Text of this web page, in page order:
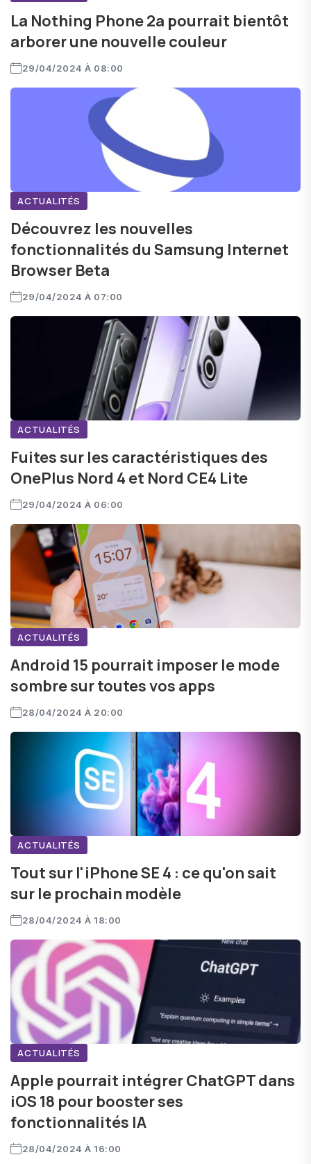
La Nothing Phone 2a pourrait bientôt
arborer une nouvelle couleur
29/04/2024 À 08:00
ACTUALITÉS
Découvrez les nouvelles
fonctionnalités du Samsung Internet
Browser Beta
29/04/2024 À 07:00
ACTUALITÉS
Fuites sur les caractéristiques des
OnePlus Nord 4 et Nord CE4 Lite
29/04/2024 À 06:00
ACTUALITÉS
Android 15 pourrait imposer le mode
sombre sur toutes vos apps
28/04/2024 À 20:00
ACTUALITÉS
Tout sur l'iPhone SE 4 : ce qu'on sait
sur le prochain modèle
28/04/2024 À 18:00
ACTUALITÉS
Apple pourrait intégrer ChatGPT dans
iOS 18 pour booster ses
fonctionnalités IA
28/04/2024 À 16:00